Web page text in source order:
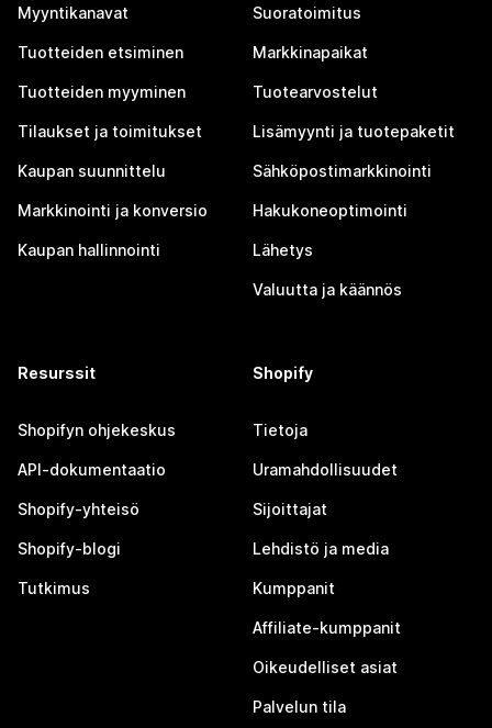
Myyntikanavat
Tuotteiden etsiminen
Tuotteiden myyminen
Tilaukset ja toimitukset
Kaupan suunnittelu
Markkinointi ja konversio
Kaupan hallinnointi
Suoratoimitus
Markkinapaikat
Tuotearvostelut
Lisämyynti ja tuotepaketit
Sähköpostimarkkinointi
Hakukoneoptimointi
Lähetys
Valuutta ja käännös
Resurssit
Shopifyn ohjekeskus
API-dokumentaatio
Shopify-yhteisö
Shopify-blogi
Tutkimus
Shopify
Tietoja
Uramahdollisuudet
Sijoittajat
Lehdistö ja media
Kumppanit
Affiliate-kumppanit
Oikeudelliset asiat
Palvelun tila